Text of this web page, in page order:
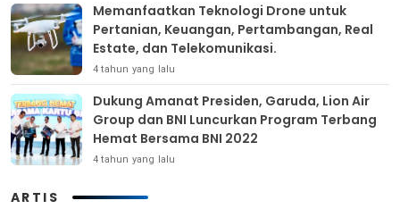
Memanfaatkan Teknologi Drone untuk
Pertanian, Keuangan, Pertambangan, Real
Estate, dan Telekomunikasi.
4 tahun yang lalu
Dukung Amanat Presiden, Garuda, Lion Air
Group dan BNI Luncurkan Program Terbang
Hemat Bersama BNI 2022
4 tahun yang lalu
ARTIS